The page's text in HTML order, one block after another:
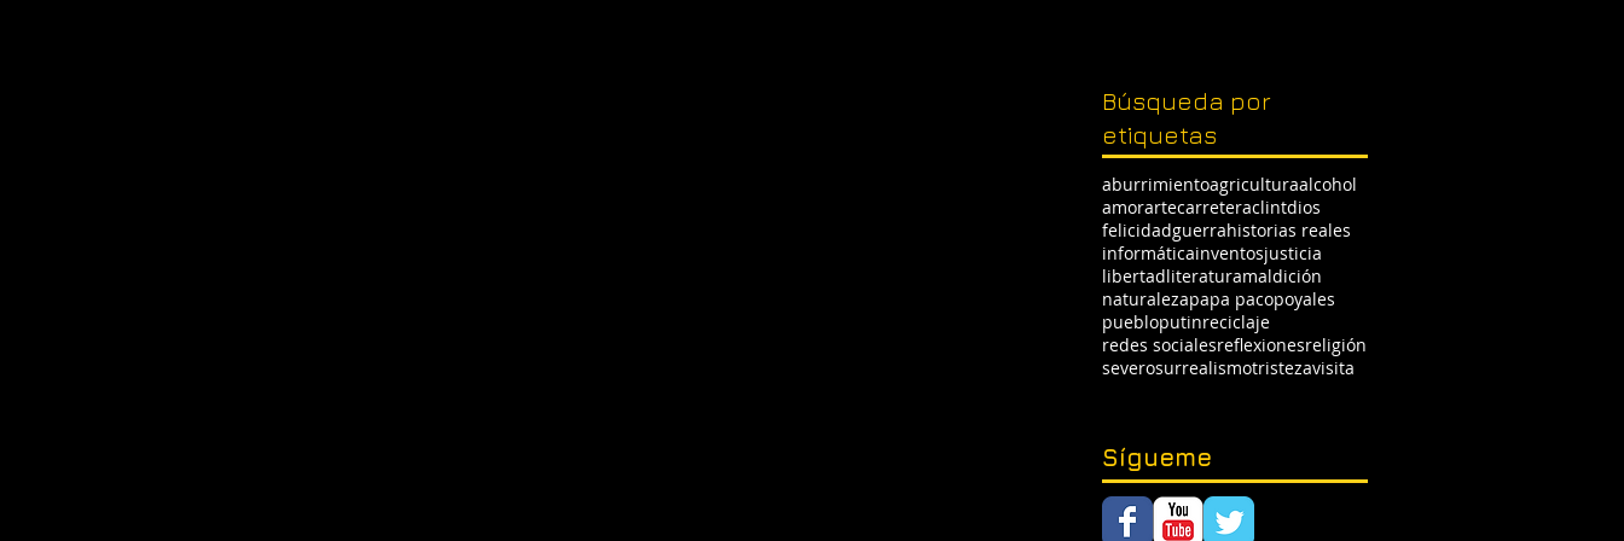
Búsqueda por
etiquetas
aburrimientoagriculturaalcohol
amorartecarreteraclintdios
felicidadguerrahistorias reales
informáticainventosjusticia
libertadliteraturamaldición
naturalezapapa pacopoyales
puebloputinreciclaje
redes socialesreflexionesreligión
severosurrealismotristezavisita
Sígueme